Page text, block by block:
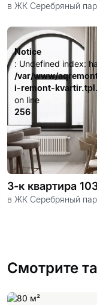
в ЖК Серебряный
Notice
: Undefined index:
/var/www/
i-remont-
on line
256
3-к квартира
в ЖК Серебряный
Смотрите